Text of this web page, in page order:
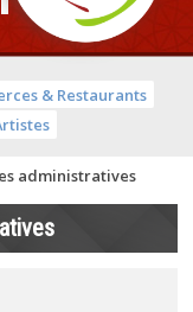
& Restaurants
administratives